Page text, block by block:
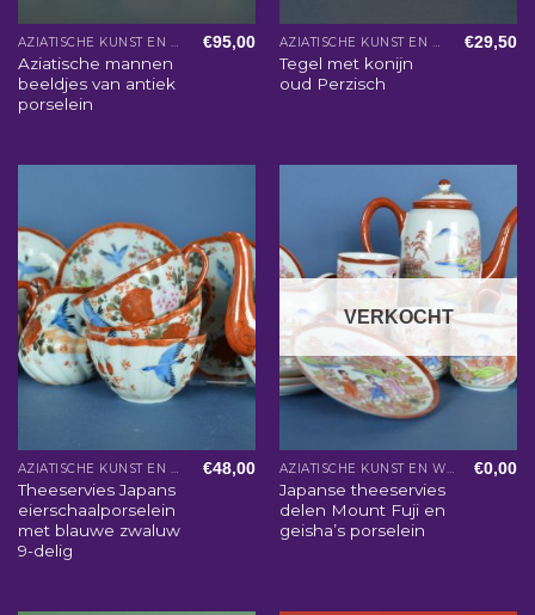
AZIATISCHE KUNST EN WOONACCESSOIRES
Aziatische mannen
beeldjes van antiek
porselein
€95,00 AZIATISCHE KUNST EN WOONACCESSOIRES
Tegel met konijn
oud Perzisch
€29,50
AZIATISCHE KUNST EN WOONACCESSOIRES
Theeservies Japans
eierschaalporselein
met blauwe zwaluw
9-delig
€48,00
VERKOCHT
AZIATISCHE KUNST EN WOONACCESSOIRES
Japanse theeservies
delen Mount Fuji en
geisha’s porselein
€0,00